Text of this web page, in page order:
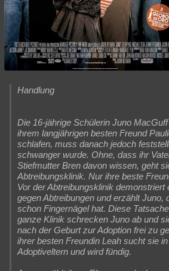
Handlung
Die 16-jährige Schülerin Juno
ihrem langjährigen besten Freund
schlafen, muss danach jedoch
schwanger wurde. Ohne, dass ihr
Stiefmutter Bren davon wissen, geht
Abtreibungsklinik. Nur ihre beste
Vor der Abtreibungsklinik demonstriert
gegen Abtreibungen und erzählt Juno,
schon Fingernägel hat. Diese
ganze Klinik schrecken Juno ab und
nach der Geburt zur Adoption frei zu
ihrer besten Freundin Leah sucht sie
Adoptiveltern und wird fündig.